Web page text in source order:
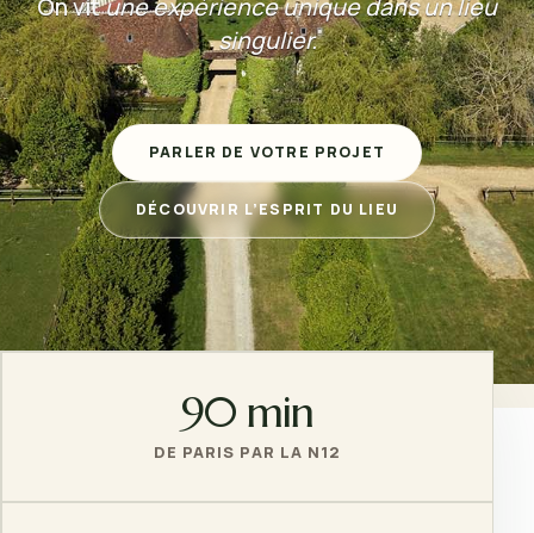
On vitune expérience unique dans un lieu
singulier.
PARLER DE VOTRE PROJET
DÉCOUVRIR L’ESPRIT DU LIEU
90 min
DE PARIS PAR LA N12